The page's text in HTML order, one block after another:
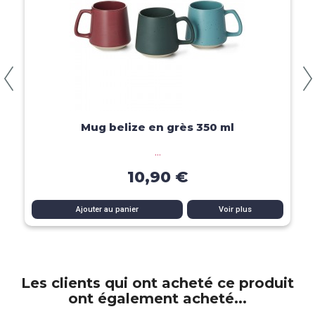
Aperçu rapide
Mug belize en grès 350 ml
...
10,90 €
Ajouter au panier Voir plus
Les clients qui ont acheté ce produit
ont également acheté...